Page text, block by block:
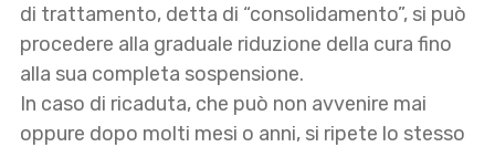
di trattamento, detta di “consolidamento”, si può
procedere alla graduale riduzione della cura fino
alla sua completa sospensione.
In caso di ricaduta, che può non avvenire mai
oppure dopo molti mesi o anni, si ripete lo stesso